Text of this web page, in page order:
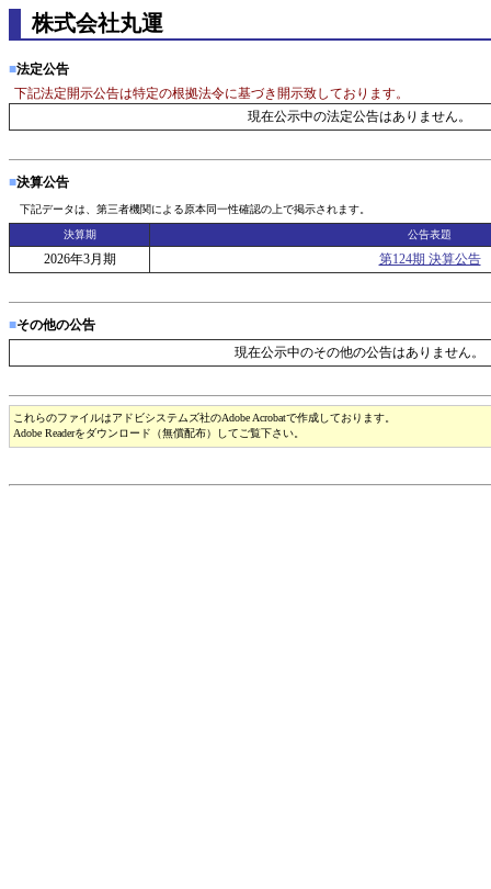
株式会社丸運
■法定公告
下記法定開示公告は特定の根拠法令に基づき開示致しております。
現在公示中の法定公告はありません。
■決算公告
下記データは、第三者機関による原本同一性確認の上で掲示されます。
決算期 公告表題
2026年3月期 第124期 決算公告
■その他の公告
現在公示中のその他の公告はありません。
これらのファイルはアドビシステムズ社のAdobe Acrobatで作成しております。
Adobe Readerをダウンロード（無償配布）してご覧下さい。